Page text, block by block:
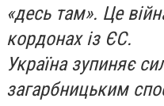
«десь там». Це
кордонах із ЄС.
Україна зупиняє
загарбницьким